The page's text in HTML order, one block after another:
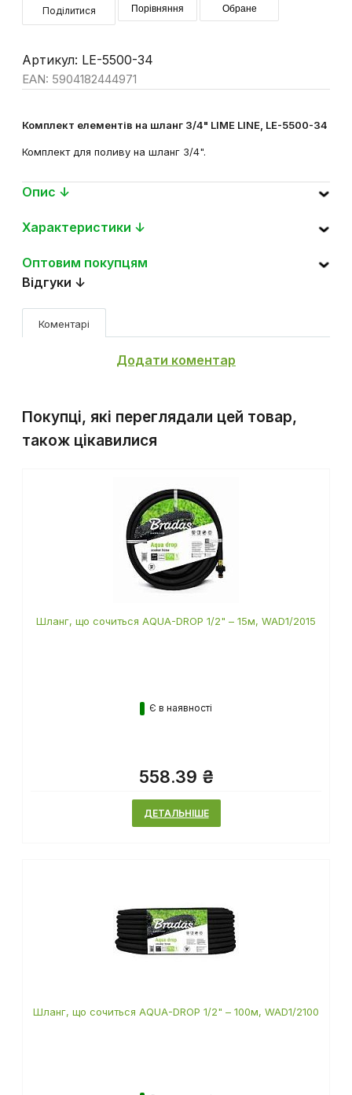
Поділитися Порівняння Обране
Артикул: LE-5500-34
EAN: 5904182444971
Комплект елементів на шланг 3/4" LIME LINE, LE-5500-34
Комплект для поливу на шланг 3/4".
Опис ↓
Характеристики ↓
Оптовим покупцям
Відгуки ↓
Коментарі
Додати коментар
Покупці, які переглядали цей товар,
також цікавилися
Шланг, що сочиться AQUA-DROP 1/2" – 15м, WAD1/2015
Є в наявності
558.39 ₴
ДЕТАЛЬНІШЕ
Шланг, що сочиться AQUA-DROP 1/2" – 100м, WAD1/2100